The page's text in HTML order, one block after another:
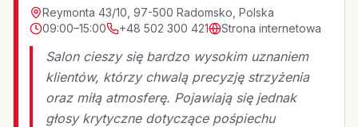
Reymonta 43/10, 97-500 Radomsko, Polska
09:00–15:00
+48 502 300 421 Strona internetowa
Salon cieszy się bardzo wysokim uznaniem
klientów, którzy chwalą precyzję strzyżenia
oraz miłą atmosferę. Pojawiają się jednak
głosy krytyczne dotyczące pośpiechu